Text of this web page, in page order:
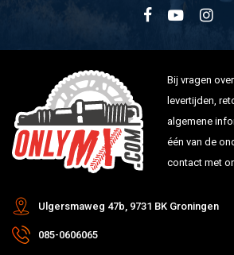
Bij vragen
levertijden,
algemene
één van de
contact met
Ulgersmaweg 47b, 9731 BK Groningen
085-0606065